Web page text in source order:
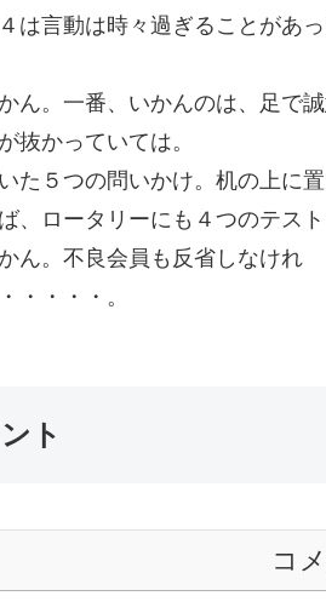
は言動は時々過ぎることがあ
ん。一番、いかんのは、足で
抜かっていては。
た５つの問いかけ。机の上に
、ロータリーにも４つのテス
ん。不良会員も反省しなけれ
・・・・・
ト
コ